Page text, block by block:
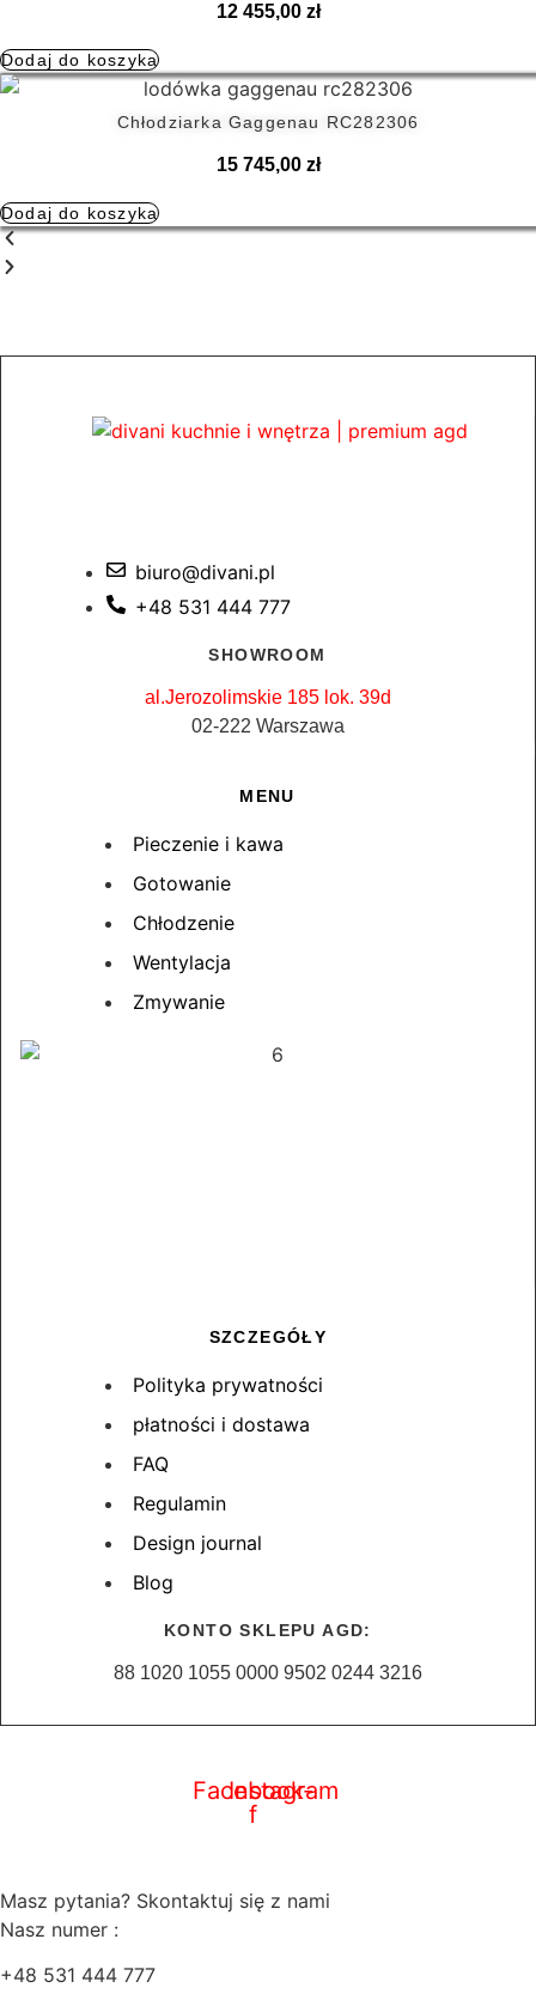
12 455,00 zł
Dodaj do koszyka
Chłodziarka Gaggenau RC282306
15 745,00 zł
Dodaj do koszyka
biuro@divani.pl
+48 531 444 777
SHOWROOM
al.Jerozolimskie 185 lok. 39d
02-222 Warszawa
MENU
Pieczenie i kawa
Gotowanie
Chłodzenie
Wentylacja
Zmywanie
SZCZEGÓŁY
Polityka prywatności
płatności i dostawa
FAQ
Regulamin
Design journal
Blog
KONTO SKLEPU AGD:
88 1020 1055 0000 9502 0244 3216
Facebook-
f
Instagram
Masz pytania? Skontaktuj się z nami
Nasz numer :
+48 531 444 777